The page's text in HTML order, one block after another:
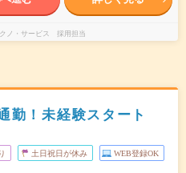
ノ・サービス 採用担当
勤！未経験スタート
土日祝日が休み WEB登録OK